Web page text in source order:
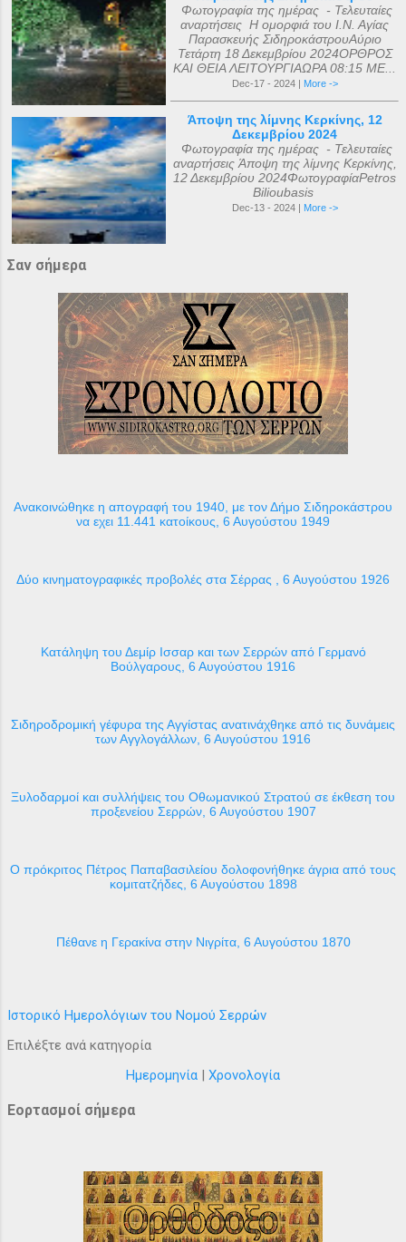
Φωτογραφία της ημέρας - Τελευταίες
αναρτήσεις Η ομορφιά του Ι.Ν. Αγίας
Παρασκευής ΣιδηροκάστρουΑύριο
Τετάρτη 18 Δεκεμβρίου 2024ΟΡΘΡΟΣ
ΚΑΙ ΘΕΙΑ ΛΕΙΤΟΥΡΓΙΑΩΡΑ 08:15 ΜΕ...
Dec-17 - 2024 | More ->
Άποψη της λίμνης Κερκίνης, 12
Δεκεμβρίου 2024
Φωτογραφία της ημέρας - Τελευταίες
αναρτήσεις Άποψη της λίμνης Κερκίνης,
12 Δεκεμβρίου 2024ΦωτογραφίαPetros
Bilioubasis
Dec-13 - 2024 | More ->
Σαν σήμερα
Ανακοινώθηκε η απογραφή του 1940, με τον Δήμο Σιδηροκάστρου
να εχει 11.441 κατοίκους, 6 Αυγούστου 1949
Δύο κινηματογραφικές προβολές στα Σέρρας , 6 Αυγούστου 1926
Κατάληψη του Δεμίρ Ισσαρ και των Σερρών από Γερμανό
Βούλγαρους, 6 Αυγούστου 1916
Σιδηροδρομική γέφυρα της Αγγίστας ανατινάχθηκε από τις δυνάμεις
των Αγγλογάλλων, 6 Αυγούστου 1916
Ξυλοδαρμοί και συλλήψεις του Οθωμανικού Στρατού σε έκθεση του
προξενείου Σερρών, 6 Αυγούστου 1907
Ο πρόκριτος Πέτρος Παπαβασιλείου δολοφονήθηκε άγρια από τους
κομιτατζήδες, 6 Αυγούστου 1898
Πέθανε η Γερακίνα στην Νιγρίτα, 6 Αυγούστου 1870
Ιστορικό Ημερολόγιων του Νομού Σερρών
Επιλέξτε ανά κατηγορία
Ημερομηνία | Χρονολογία
Εορτασμοί σήμερα